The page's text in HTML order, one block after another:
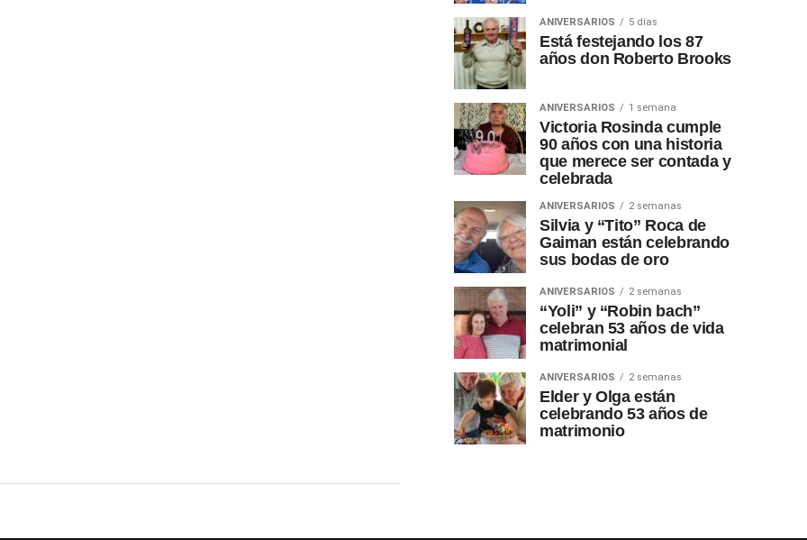
ANIVERSARIOS 5 días
Está festejando los 87
años don Roberto Brooks
ANIVERSARIOS 1 semana
Victoria Rosinda cumple
90 años con una historia
que merece ser contada y
celebrada
ANIVERSARIOS 2 semanas
Silvia y “Tito” Roca de
Gaiman están celebrando
sus bodas de oro
ANIVERSARIOS 2 semanas
“Yoli” y “Robin bach”
celebran 53 años de vida
matrimonial
ANIVERSARIOS 2 semanas
Elder y Olga están
celebrando 53 años de
matrimonio